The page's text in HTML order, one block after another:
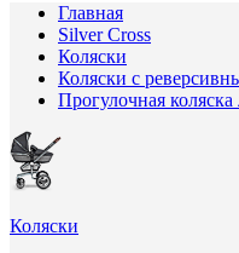
Главная
Silver Cross
Коляски
Коляски с
Прогулочная
Коляски